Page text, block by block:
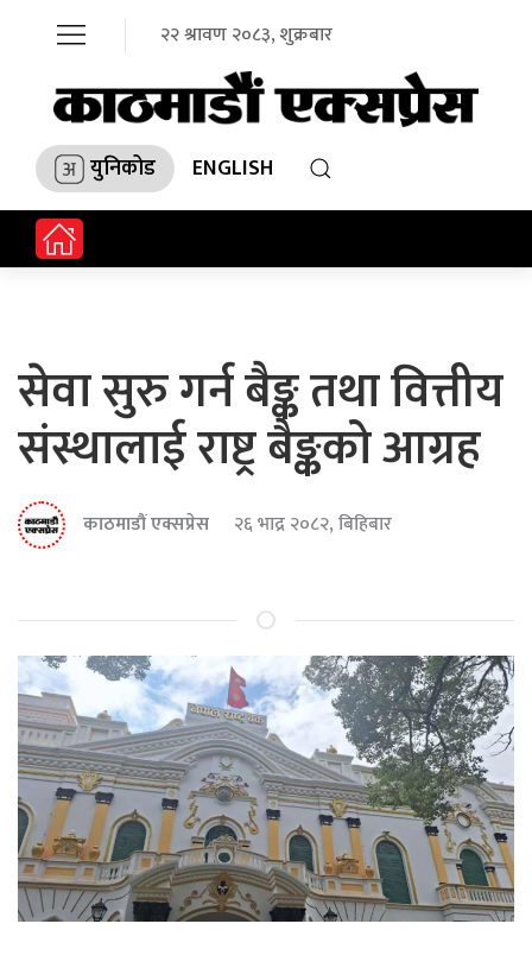
२२ श्रावण २०८३, शुक्रबार
युनिकोड ENGLISH
सेवा सुरु गर्न बैङ्क तथा वित्तीय
संस्थालाई राष्ट्र बैङ्कको आग्रह
काठमाडौं एक्सप्रेस २६ भाद्र २०८२, बिहिबार